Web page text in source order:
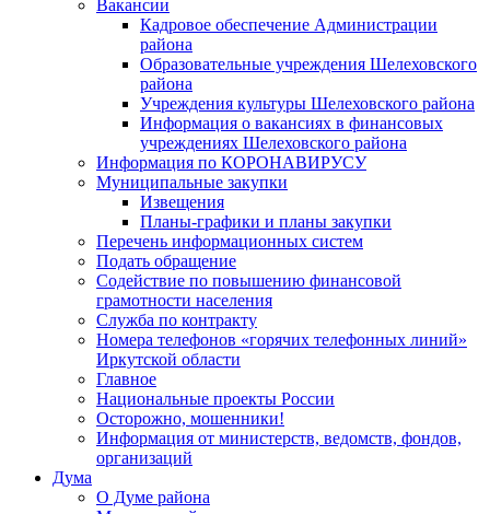
Вакансии
Кадровое обеспечение Администрации
района
Образовательные учреждения Шелеховского
района
Учреждения культуры Шелеховского района
Информация о вакансиях в финансовых
учреждениях Шелеховского района
Информация по КОРОНАВИРУСУ
Муниципальные закупки
Извещения
Планы-графики и планы закупки
Перечень информационных систем
Подать обращение
Содействие по повышению финансовой
грамотности населения
Служба по контракту
Номера телефонов «горячих телефонных линий»
Иркутской области
Главное
Национальные проекты России
Осторожно, мошенники!
Информация от министерств, ведомств, фондов,
организаций
Дума
О Думе района